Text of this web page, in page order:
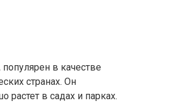
в качестве
странах. Он
растет в садах и парках.